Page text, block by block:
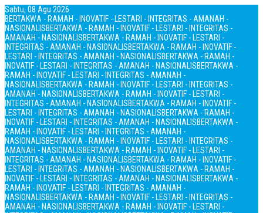
Sabtu, 08 Agu 2026
BERTAKWA - RAMAH - INOVATIF - LESTARI - INTEGRITAS - AMANAH -
NASIONALISBERTAKWA - RAMAH - INOVATIF - LESTARI - INTEGRITAS -
AMANAH - NASIONALISBERTAKWA - RAMAH - INOVATIF - LESTARI -
INTEGRITAS - AMANAH - NASIONALISBERTAKWA - RAMAH - INOVATIF -
LESTARI - INTEGRITAS - AMANAH - NASIONALISBERTAKWA - RAMAH -
INOVATIF - LESTARI - INTEGRITAS - AMANAH - NASIONALISBERTAKWA -
RAMAH - INOVATIF - LESTARI - INTEGRITAS - AMANAH -
NASIONALISBERTAKWA - RAMAH - INOVATIF - LESTARI - INTEGRITAS -
AMANAH - NASIONALISBERTAKWA - RAMAH - INOVATIF - LESTARI -
INTEGRITAS - AMANAH - NASIONALISBERTAKWA - RAMAH - INOVATIF -
LESTARI - INTEGRITAS - AMANAH - NASIONALISBERTAKWA - RAMAH -
INOVATIF - LESTARI - INTEGRITAS - AMANAH - NASIONALISBERTAKWA -
RAMAH - INOVATIF - LESTARI - INTEGRITAS - AMANAH -
NASIONALISBERTAKWA - RAMAH - INOVATIF - LESTARI - INTEGRITAS -
AMANAH - NASIONALISBERTAKWA - RAMAH - INOVATIF - LESTARI -
INTEGRITAS - AMANAH - NASIONALISBERTAKWA - RAMAH - INOVATIF -
LESTARI - INTEGRITAS - AMANAH - NASIONALISBERTAKWA - RAMAH -
INOVATIF - LESTARI - INTEGRITAS - AMANAH - NASIONALISBERTAKWA -
RAMAH - INOVATIF - LESTARI - INTEGRITAS - AMANAH -
NASIONALISBERTAKWA - RAMAH - INOVATIF - LESTARI - INTEGRITAS -
AMANAH - NASIONALISBERTAKWA - RAMAH - INOVATIF - LESTARI -